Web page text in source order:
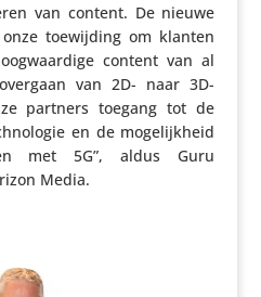
van content. De nieuwe
toewij­ding om klanten
content van al
van 2D- naar 3D-
partners toegang tot de
en de moge­lijk­heid
met 5G”, aldus Guru
Media.